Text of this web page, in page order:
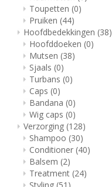
Toupetten (0)
Pruiken (44)
Hoofdbedekkingen (38)
Hoofddoeken (0)
Mutsen (38)
Sjaals (0)
Turbans (0)
Caps (0)
Bandana (0)
Wig caps (0)
Verzorging (128)
Shampoo (30)
Conditioner (40)
Balsem (2)
Treatment (24)